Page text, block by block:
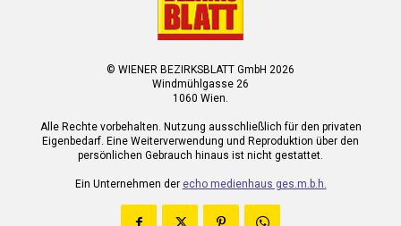
© WIENER BEZIRKSBLATT GmbH 2026
Windmühlgasse 26
1060 Wien.
Alle Rechte vorbehalten. Nutzung ausschließlich für den privaten
Eigenbedarf. Eine Weiterverwendung und Reproduktion über den
persönlichen Gebrauch hinaus ist nicht gestattet.
Ein Unternehmen der echo medienhaus ges.m.b.h.